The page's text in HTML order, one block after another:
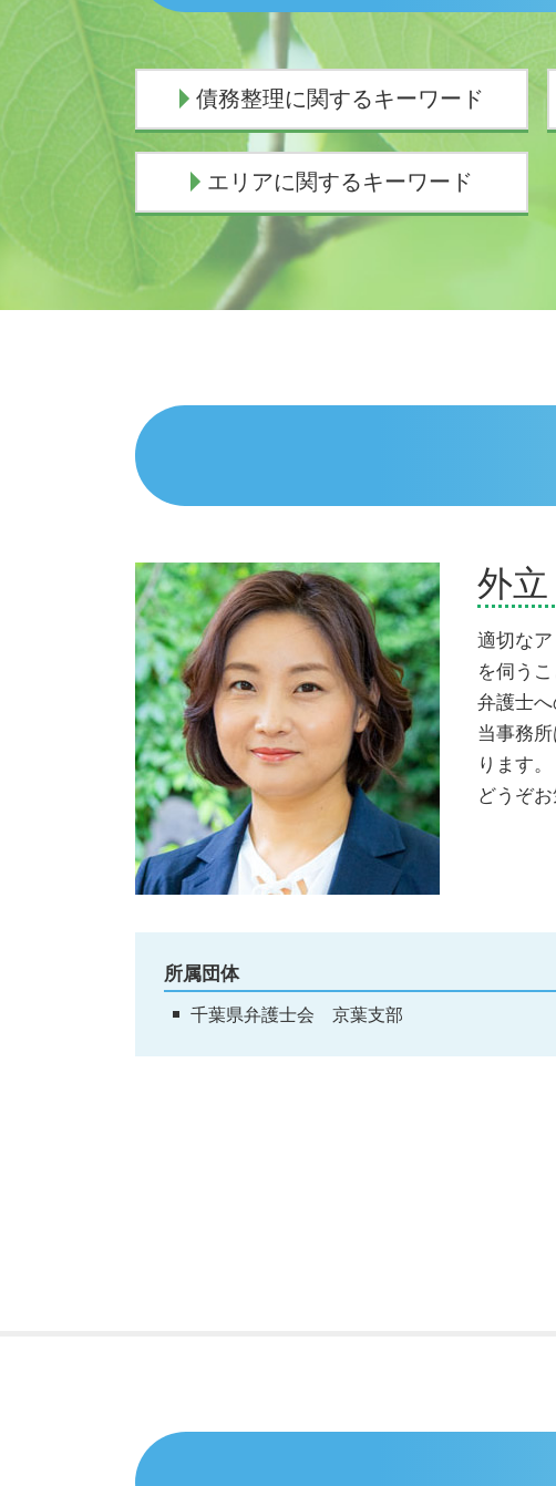
債務整理に関するキーワード
任意整理 ブラックリスト
個人再生 費用 分割
個人再生 費用 期間
個人再生 任意整理
債務整理 おすすめ
個人再生 失敗
債務整理 連帯保証人
任意整理 期間延長
個人再生 費用 払えない
個人再生 費用
任意整理 費用
エリアに関するキーワード
交通事故 弁護士 沼津市
債務整理 弁護士 沼津市
交通事故 弁護士 伊豆市
債務整理 弁護士 伊東市
債務整理 弁護士 熱海市
相続 弁護士 伊豆市
交通事故 弁護士 富士市
交通事故 弁護士 伊東市
交通事故 弁護士 三島市
債務整理 弁護士 三島市
相続 弁護士 富士市
債務整理 弁護士 御殿場市
外
適切な
を伺う
弁護士
当事務
ります。
どうぞ
所属団体
千葉県弁護士会 京葉支部